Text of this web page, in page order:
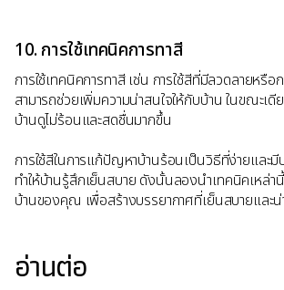
10. การใช้เทคนิคการทาสี
การใช้เทคนิคการทาสี เช่น การใช้สีที่มีลวดลายหรือ
สามารถช่วยเพิ่มความน่าสนใจให้กับบ้าน ในขณะเดี
บ้านดูไม่ร้อนและสดชื่นมากขึ้น
การใช้สีในการแก้ปัญหาบ้านร้อนเป็นวิธีที่ง่ายและมี
ทำให้บ้านรู้สึกเย็นสบาย ดังนั้นลองนำเทคนิคเหล่า
บ้านของคุณ เพื่อสร้างบรรยากาศที่เย็นสบายและ
อ่านต่อ